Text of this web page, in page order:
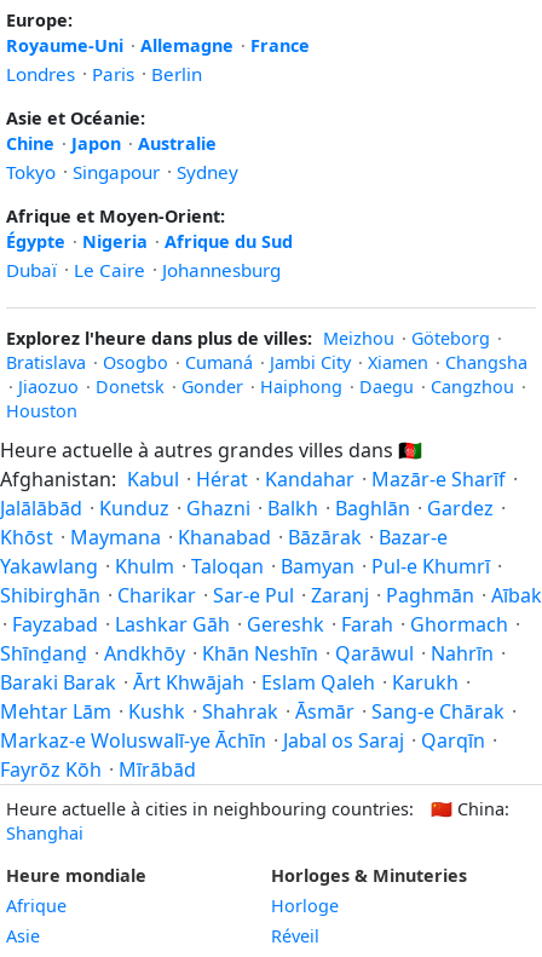
Europe:
Royaume-Uni · Allemagne · France
Londres · Paris · Berlin
Asie et Océanie:
Chine · Japon · Australie
Tokyo · Singapour · Sydney
Afrique et Moyen-Orient:
Égypte · Nigeria · Afrique du Sud
Dubaï · Le Caire · Johannesburg
Explorez l'heure dans plus de villes: Meizhou · Göteborg ·
Bratislava · Osogbo · Cumaná · Jambi City · Xiamen · Changsha
· Jiaozuo · Donetsk · Gonder · Haiphong · Daegu · Cangzhou ·
Houston
Heure actuelle à autres grandes villes dans 🇦🇫
Afghanistan: Kabul · Hérat · Kandahar · Mazār-e Sharīf ·
Jalālābād · Kunduz · Ghazni · Balkh · Baghlān · Gardez ·
Khōst · Maymana · Khanabad · Bāzārak · Bazar-e
Yakawlang · Khulm · Taloqan · Bamyan · Pul-e Khumrī ·
Shibirghān · Charikar · Sar-e Pul · Zaranj · Paghmān · Aībak
· Fayzabad · Lashkar Gāh · Gereshk · Farah · Ghormach ·
Shīnḏanḏ · Andkhōy · Khān Neshīn · Qarāwul · Nahrīn ·
Baraki Barak · Ārt Khwājah · Eslam Qaleh · Karukh ·
Mehtar Lām · Kushk · Shahrak · Āsmār · Sang-e Chārak ·
Markaz-e Woluswalī-ye Āchīn · Jabal os Saraj · Qarqīn ·
Fayrōz Kōh · Mīrābād
Heure actuelle à cities in neighbouring countries: 🇨🇳 China:
Shanghai
Heure mondiale
Afrique
Asie
Horloges & Minuteries
Horloge
Réveil